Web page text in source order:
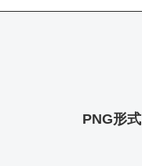
PNG形式